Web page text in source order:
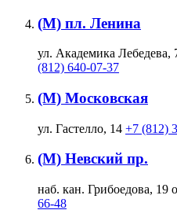
(М) пл. Ленина
ул. Академика Лебедева,
(812) 640-07-37
(М) Московская
ул. Гастелло, 14 +7 (812)
(М) Невский пр.
наб. кан. Грибоедова, 19
66-48